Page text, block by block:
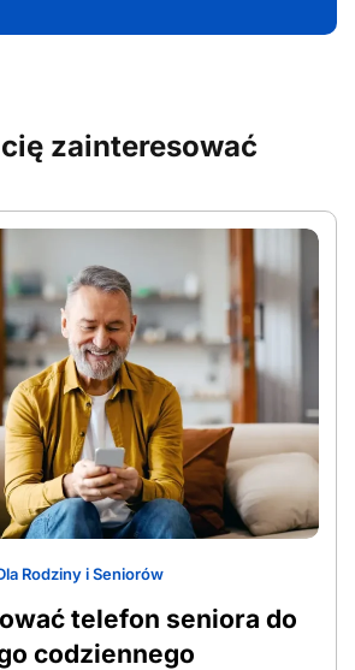
zainteresować
Rodziny i Seniorów
telefon seniora do
codziennego